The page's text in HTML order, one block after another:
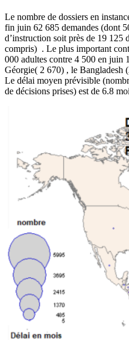
Le nombre de dossiers en
fin juin 62 685 demandes (dont
d’instruction soit près de 19 125
compris) . Le plus important
000 adultes contre 4 500 en juin
Géorgie( 2 670) , le Bangladesh
Le délai moyen prévisible
de décisions prises) est de 6.8